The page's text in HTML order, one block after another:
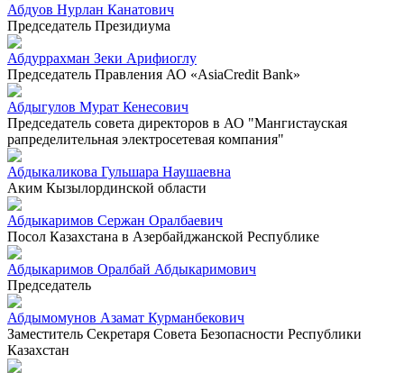
Абдуов Нурлан Канатович
Председатель Президиума
Абдуррахман Зеки Арифиоглу
Председатель Правления АО «AsiaCredit Bank»
Абдыгулов Мурат Кенесович
Председатель совета директоров в АО "Мангистауская
рапределительная электросетевая компания"
Абдыкаликова Гульшара Наушаевна
Аким Кызылординской области
Абдыкаримов Сержан Оралбаевич
Посол Казахстана в Азербайджанской Республике
Абдыкаримов Оралбай Абдыкаримович
Председатель
Абдымомунов Азамат Курманбекович
Заместитель Секретаря Совета Безопасности Республики
Казахстан